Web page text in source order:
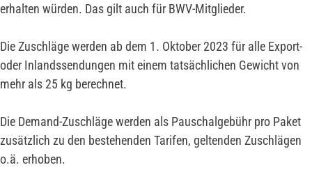
erhalten würden. Das gilt auch für BWV-Mitglieder.
Die Zuschläge werden ab dem 1. Oktober 2023 für alle Export-
oder Inlandssendungen mit einem tatsächlichen Gewicht von
mehr als 25 kg berechnet.
Die Demand-Zuschläge werden als Pauschalgebühr pro Paket
zusätzlich zu den bestehenden Tarifen, geltenden Zuschlägen
o.ä. erhoben.